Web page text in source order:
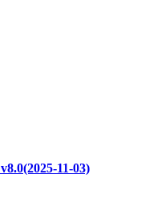
11-03)